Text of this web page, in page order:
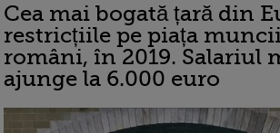
Cea mai bogată țară din
restricțiile pe piața
români, în 2019. Salariul
ajunge la 6.000 euro